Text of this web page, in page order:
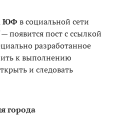
ЮФ в социальной сети
— появится пост с ссылкой
разработанное
к выполнению
и следовать
города